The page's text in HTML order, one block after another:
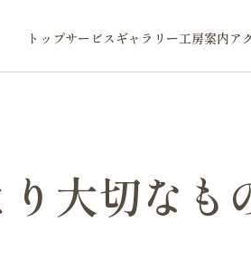
トップサービスギャラリー工房案内ア
大切なも